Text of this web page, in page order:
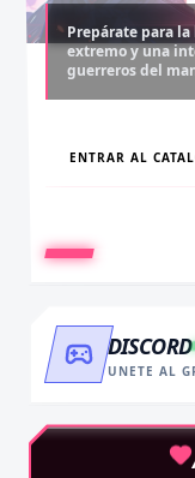
Prepárate para
extremo y una
guerreros del
ENTRAR AL
Desbloquea
y accede al
RECARGAR AHORA
Asciende al rango
descargas
VER BENEFICIOS
DISCORD
UNETE AL